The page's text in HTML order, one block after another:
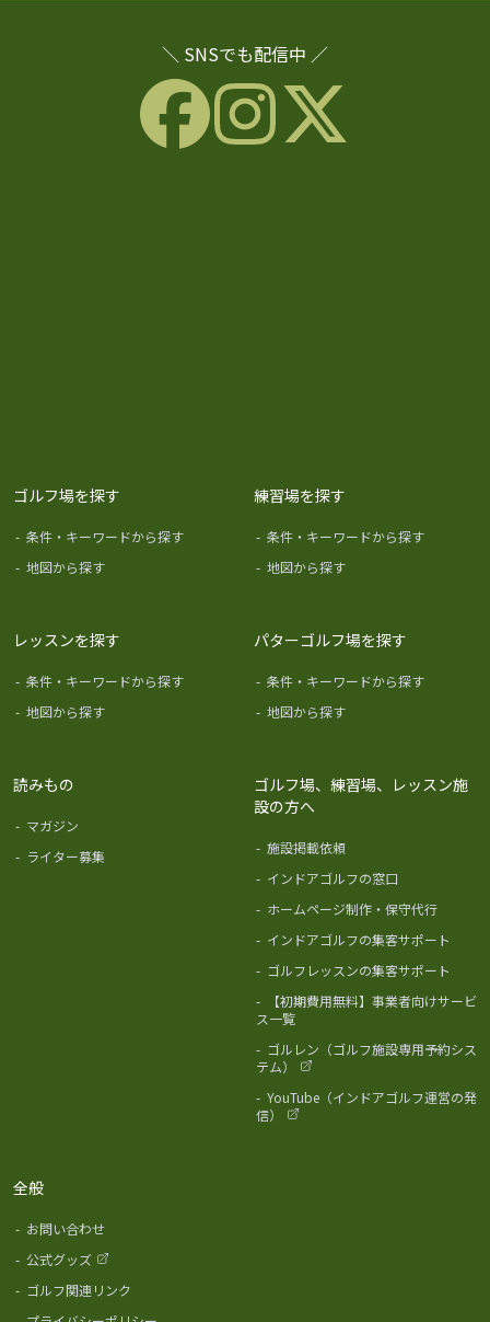
＼ SNSでも配信中 ／
ゴルフ場を探す
- 条件・キーワードから探す
- 地図から探す
練習場を探す
- 条件・キーワードから探す
- 地図から探す
レッスンを探す
- 条件・キーワードから探す
- 地図から探す
パターゴルフ場を探す
- 条件・キーワードから探す
- 地図から探す
読みもの
- マガジン
- ライター募集
ゴルフ場、練習場、レッスン施
設の方へ
- 施設掲載依頼
- インドアゴルフの窓口
- ホームページ制作・保守代行
- インドアゴルフの集客サポート
- ゴルフレッスンの集客サポート
-
【初期費用無料】事業者向けサービ
ス一覧
- ゴルレン（ゴルフ施設専用予約シス
テム）
- YouTube（インドアゴルフ運営の発
信）
全般
- お問い合わせ
- 公式グッズ
- ゴルフ関連リンク